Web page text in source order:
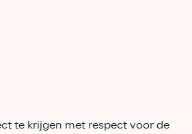
te krijgen met respect voor de